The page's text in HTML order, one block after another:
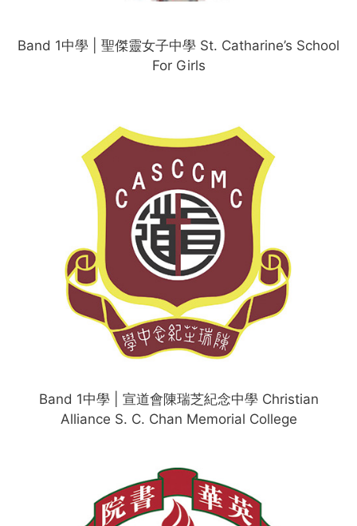
Band 1中學 | 聖傑靈女子中學 St. Catharine’s School
For Girls
Band 1中學 | 宣道會陳瑞芝紀念中學 Christian
Alliance S. C. Chan Memorial College